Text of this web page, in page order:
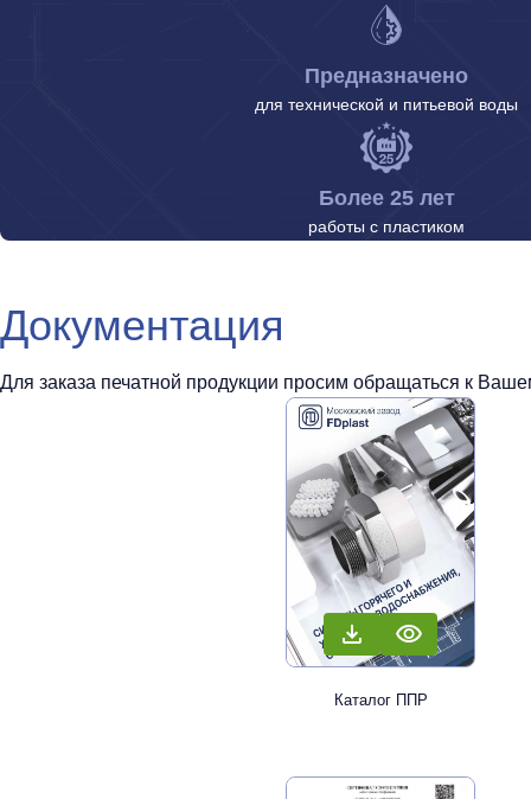
Предназначено
для технической и питьевой воды
Более 25 лет
работы с пластиком
Документация
Для заказа печатной продукции просим обращаться к
Каталог ППР